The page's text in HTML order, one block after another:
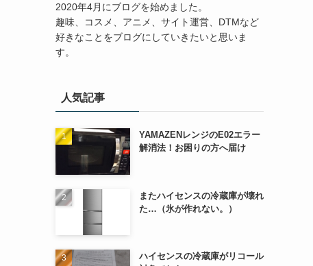
2020年4月にブログを始めました。
趣味、コスメ、アニメ、サイト運営、DTMなど
好きなことをブログにしていきたいと思いま
す。
人気記事
YAMAZENレンジのE02エラー
解消法！お困りの方へ届け
またハイセンスの冷蔵庫が壊れ
た…（氷が作れない。）
ハイセンスの冷蔵庫がリコール